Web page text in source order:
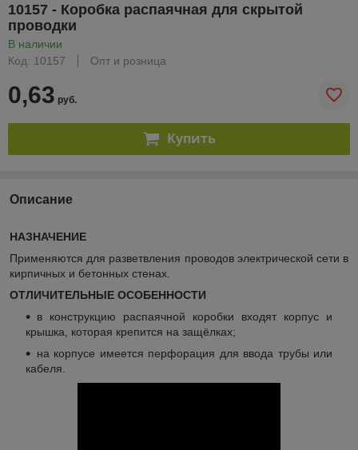
10157 - Коробка распаячная для скрытой
проводки
В наличии
Код: 10157
Опт и розница
0,63 руб.
Купить
Описание
НАЗНАЧЕНИЕ
Применяются для разветвления проводов электрической сети в
кирпичных и бетонных стенах.
ОТЛИЧИТЕЛЬНЫЕ ОСОБЕННОСТИ
в конструкцию распаячной коробки входят корпус и
крышка, которая крепится на защёлках;
на корпусе имеется перфорация для ввода трубы или
кабеля.